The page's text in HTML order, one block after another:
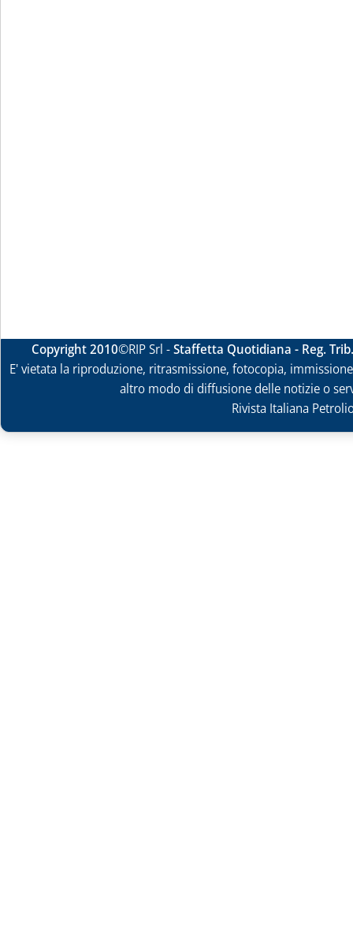
Copyright 2010©RIP Srl -Staffetta Quotidiana - Reg.
E' vietata la riproduzione, ritrasmissione, fotocopia,
altro modo di diffusione delle notizie o
Rivista Italiana